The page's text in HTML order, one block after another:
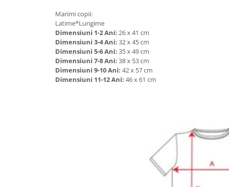
Marimi copii:
Latime*Lungime
Dimensiuni 1-2 Ani: 26 x 41 cm
Dimensiuni 3-4 Ani: 32 x 45 cm
Dimensiuni 5-6 Ani: 35 x 49 cm
Dimensiuni 7-8 Ani: 38 x 53 cm
Dimensiuni 9-10 Ani: 42 x 57 cm
Dimensiuni 11-12 Ani: 46 x 61 cm